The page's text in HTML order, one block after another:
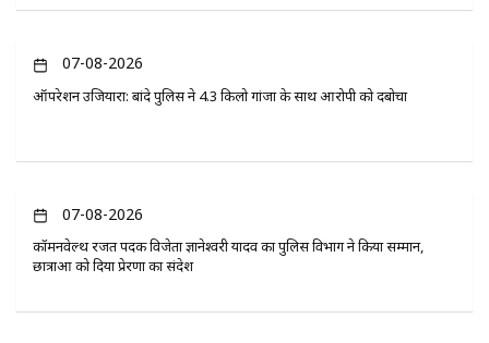
07-08-2026
ऑपरेशन उजियारा: बांदे पुलिस ने 4.3 किलो गांजा के साथ आरोपी को दबोचा
07-08-2026
कॉमनवेल्थ रजत पदक विजेता ज्ञानेश्वरी यादव का पुलिस विभाग ने किया सम्मान,
छात्राओं को दिया प्रेरणा का संदेश